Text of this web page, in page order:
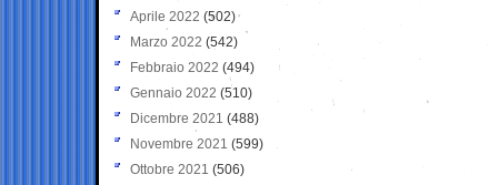
Aprile 2022 (502)
Marzo 2022 (542)
Febbraio 2022 (494)
Gennaio 2022 (510)
Dicembre 2021 (488)
Novembre 2021 (599)
Ottobre 2021 (506)